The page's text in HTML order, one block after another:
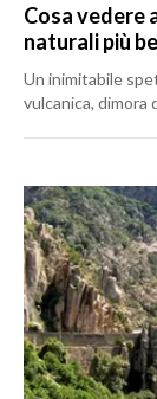
Cosa vedere
naturali più
Un inimitabile
vulcanica, dimora